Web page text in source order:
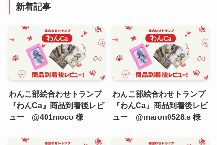
新着記事
わんこ部絵合わせトランプ
『わんCa』商品到着後レビ
ュー @401moco 様
わんこ部絵合わせトランプ
『わんCa』商品到着後レビ
ュー @maron0528.s 様